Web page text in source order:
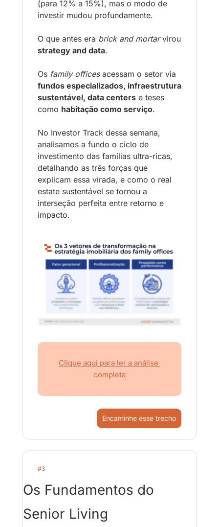
(para 12% a 15%), mas o modo de
investir mudou profundamente.
O que antes era brick and mortar
strategy and data.
Os family offices
fundos especializados, infraestrutura
sustentável, data centers e teses
como habitação como serviço.
No Investor Track dessa semana,
analisamos a fundo o ciclo de
investimento das famílias ultra-ricas,
detalhando as três forças que
explicam essa virada, e como o real
estate sustentável se tornou a
interseção perfeita entre retorno e
impacto.
Clique aqui para ler a análise
completa
Encaminhe esse trecho
#3
Os Fundamentos do
Senior Living